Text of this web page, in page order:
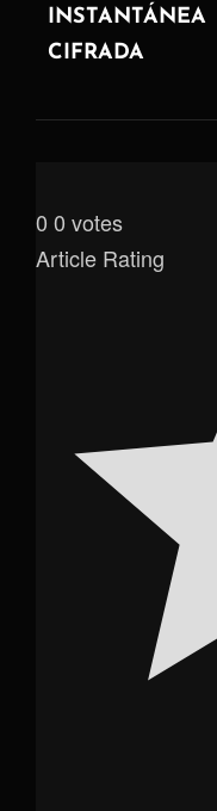
INSTANTÁNEA
CIFRADA
0 0 votes
Article Rating